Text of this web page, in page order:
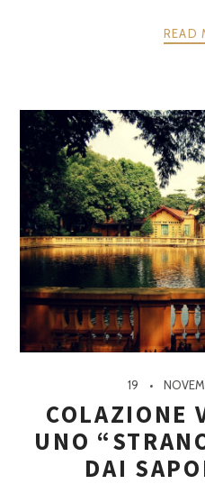
READ
19
COLAZIONE
UNO
DAI